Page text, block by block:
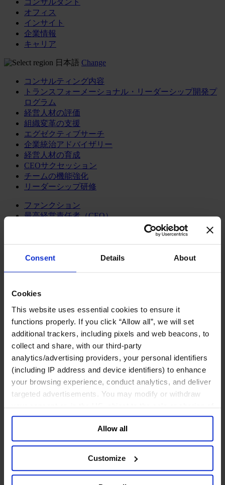
Consent Details About
Cookies
This website uses essential cookies to ensure it
functions properly. If you click “Allow all”, we will set
additional trackers, including pixels and web beacons, to
collect and share, with our third-party
analytics/advertising providers, your personal identifiers
(including IP address and device identifiers) to enhance
your browsing experience, conduct analytics, and deliver
targeted advertisements. You may modify or withdraw
your consent or, in the US, object to the sale or sharing of
your data for targeted advertising, by clicking “Do Not
Sell or Share My Personal Information” in the footer of
the website. You must opt-out of each device and each
browser. For additional information and retention terms
general collection and use of personal information see
Allow all
Customize
コンサルタント
オフィス
インサイト
企業情報
キャリア
日本語 Change
コンサルティング内容
トランスフォーメーショナル・リーダーシップ開発プ
ログラム
経営人材の評価
組織変革の支援
エグゼクティブサーチ
企業統治アドバイザリー
経営人材の育成
CEOサクセッション
チームの機能強化
リーダーシップ研修
ファンクション
最高経営責任者（CEO）
情報テクノロジーオフィサー（CIO, CTO）
ダイバーシティ＆インクルージョン
法務、規制関連、コンプライアンス
マーケティング・オフィサー
サプライチェーン
人事責任者（CHRO）
産業・セクター
ヘルスセクター
プライベートキャピタル
テクノロジー&コミュニケーション
ファミリービジネス・アドバイザリー
パブリック・セクター
メディア&ニュース
Our Board